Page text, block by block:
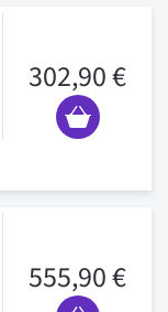
302,90 €
555,90 €